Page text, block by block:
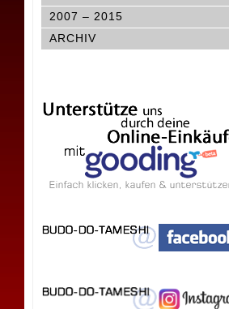
2007 – 2015
ARCHIV